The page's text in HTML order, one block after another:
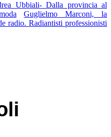
Ubbiali- Dalla provincia al
Guglielmo Marconi, la
radio. Radiantisti professionisti